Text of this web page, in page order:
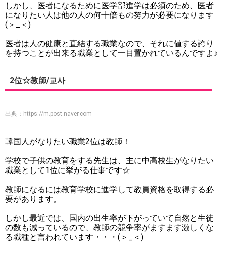
しかし、医者になるために医学部進学は必須のため、医者
になりたい人は他の人の何十倍もの努力が必要になります
(＞_＜)
医者は人の健康と直結する職業なので、それに値する誇り
を持つことが出来る職業として一目置かれているんですよ♪
2位☆教師/교사
出典： https://m.post.naver.com
韓国人がなりたい職業2位は教師！
学校で子供の教育をする先生は、主に中高校生がなりたい
職業として1位に挙がる仕事です☆
教師になるには教育学校に進学して教員資格を取得する必
要があります。
しかし最近では、国内の出生率が下がっていて自然と生徒
の数も減っているので、教師の競争率がますます激しくな
る職種と言われています・・・(＞_＜)